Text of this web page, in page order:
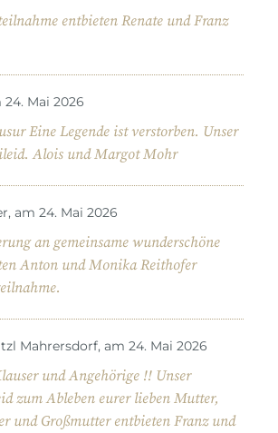
entbieten Renate und Franz
Mai 2026
Eine Legende ist verstorben. Unser
Alois und Margot Mohr
am 24. Mai 2026
an gemeinsame wunderschöne
Anton und Monika Reithofer
Mahrersdorf, am 24. Mai 2026
und Angehörige !! Unser
zum Ableben eurer lieben Mutter,
und Großmutter entbieten Franz und